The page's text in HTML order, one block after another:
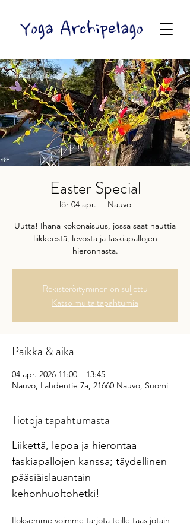
Easter Special
lör 04 apr.
  |
Nauvo
Uutta! Ihana kokonaisuus, jossa saat nauttia
liikkeestä, levosta ja faskiapallojen
hieronnasta.
Rekisteröityminen on suljettu
Katso muita tapahtumia
Paikka & aika
04 apr. 2026 11:00 – 13:45
Nauvo, Lahdentie 7a, 21660 Nauvo, Suomi
Tietoja tapahtumasta
Liikettä, lepoa ja hierontaa
faskiapallojen kanssa; täydellinen
pääsiäislauantain
kehonhuoltohetki!
Iloksemme voimme tarjota teille taas jotain